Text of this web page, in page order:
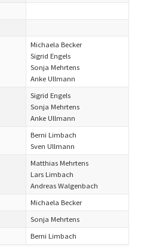
Michaela Becker
Sigrid Engels
Sonja Mehrtens
Anke Ullmann
Sigrid Engels
Sonja Mehrtens
Anke Ullmann
Berni Limbach
Sven Ullmann
Matthias Mehrtens
Lars Limbach
Andreas Walgenbach
Michaela Becker
Sonja Mehrtens
Berni Limbach